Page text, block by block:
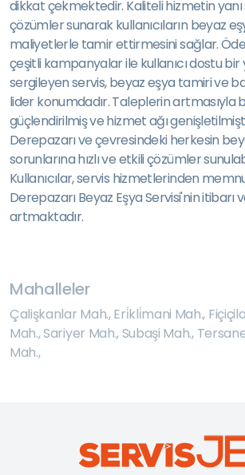
dikkat çekmektedir. Kaliteli hizmetin yanı
çözümler sunarak kullanıcıların beyaz
maliyetlerle tamir ettirmesini sağlar.
çeşitli kampanyalar ile kullanıcı dostu bir
sergileyen servis, beyaz eşya tamiri ve
lider konumdadır. Taleplerin artmasıyla
güçlendirilmiş ve hizmet ağı
Derepazarı ve çevresindeki herkesin
sorunlarına hızlı ve etkili çözümler
Kullanıcılar, servis hizmetlerinden
Derepazarı Beyaz Eşya Servisi'nin itibarı
artmaktadır.
Mahalleler
Çalişkanlar Mah.,Eri̇kli̇mani Mah.,
Mah.,Sariyer Mah.,Subaşi Mah.,
Mah.,